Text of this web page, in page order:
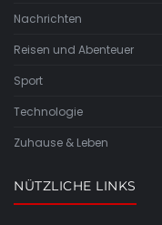
Nachrichten
Reisen und Abenteuer
Sport
Technologie
Zuhause & Leben
NÜTZLICHE LINKS